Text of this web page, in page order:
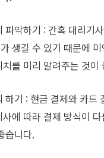
파악하기 : 간혹 대리기
생길 수 있기 때문에
를 미리 알려주는 것이
하기 : 현금 결제와 카드
에 따라 결제 방식이
습니다.